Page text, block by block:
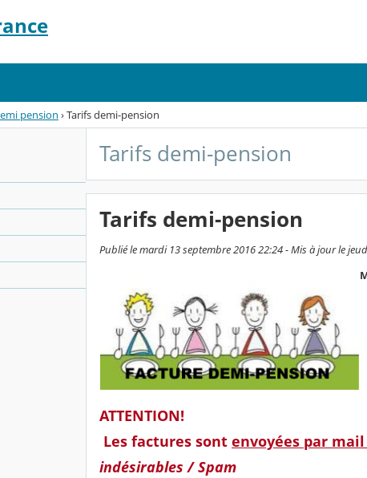
pension ›Tarifs demi-pension
Tarifs demi-pension
Tarifs demi-pension
Publié le mardi 13 septembre 2016 22:24 - Mis à jour le
ATTENTION!
Les factures sont envoyées par
indésirables / Spam